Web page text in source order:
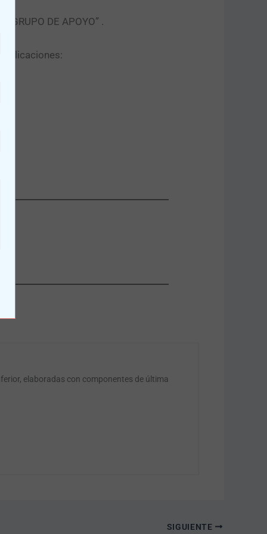
DE APOYO” .​
elaboradas con componentes de última
SIGUIENTE